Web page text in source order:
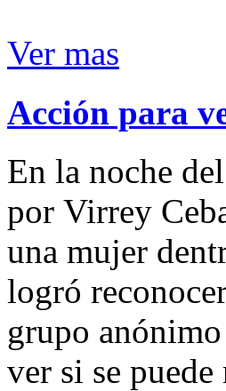
Ver mas
Acción para
En la noche
por Virrey
una mujer
logró
grupo
ver si se